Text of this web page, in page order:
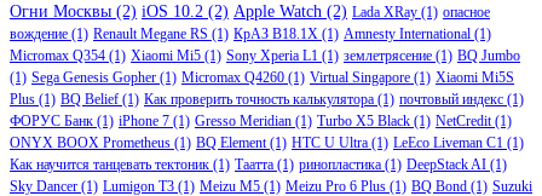
Огни Москвы (2) iOS 10.2 (2) Apple Watch (2) Lada XRay (1) опасное
вождение (1) Renault Megane RS (1) КрАЗ В18.1Х (1) Amnesty International (1)
Micromax Q354 (1) Xiaomi Mi5 (1) Sony Xperia L1 (1) землетрясение (1) BQ Jumbo
(1) Sega Genesis Gopher (1) Micromax Q4260 (1) Virtual Singapore (1) Xiaomi Mi5S
Plus (1) BQ Belief (1) Как проверить точность калькулятора (1) почтовый индекс (1)
ФОРУС Банк (1) iPhone 7 (1) Gresso Meridian (1) Turbo X5 Black (1) NetCredit(1)
ONYX BOOX Prometheus (1) BQ Element(1) HTC U Ultra (1) LeEco Liveman C1 (1)
Как научится танцевать тектоник (1) Таатта (1) ринопластика (1) DeepStack AI (1)
Sky Dancer (1) Lumigon T3 (1) Meizu M5 (1) Meizu Pro 6 Plus (1) BQ Bond (1) Suzuki